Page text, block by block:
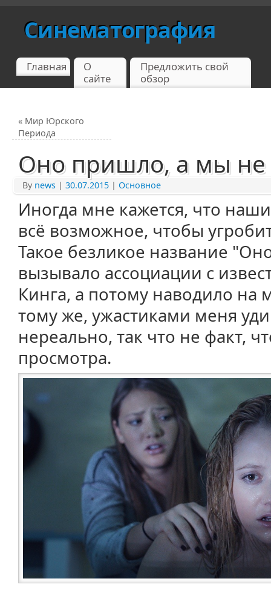
Синематография
Главная
О
сайте
Предложить свой
обзор
« Мир Юрского
Периода
Оно пришло, а мы не
By news | 30.07.2015 | Основное
Иногда мне кажется, что
всё возможное, чтобы
Такое безликое название
вызывало ассоциации с
Кинга, а потому наводило на
тому же, ужастиками меня
нереально, так что не факт,
просмотра.